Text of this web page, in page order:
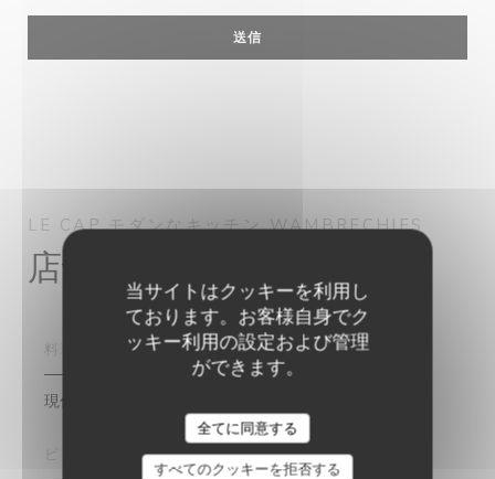
当サイトはクッキーを利用し
ております。お客様自身でク
ッキー利用の設定および管理
ができます。
全てに同意する
すべてのクッキーを拒否する
LE CAPモダンなキッチンWAMBRECHIES
店舗情報
現代ブラッセリー, 伝統料理, 新鮮な製品
ビジネスタイプ